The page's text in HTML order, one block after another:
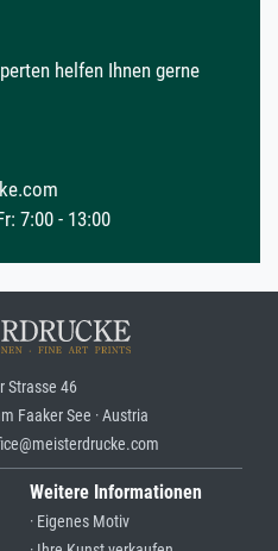
helfen Ihnen gerne
7:00 - 13:00
Strasse 46
Faaker See · Austria
Weitere Informationen
· Eigenes Motiv